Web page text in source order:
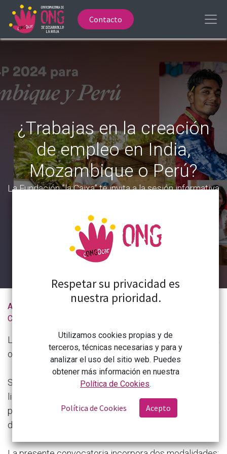
Contacto
¿Trabajas en la creación
de empleo en India,
Mozambique o Perú?
La Fundación ”la Caixa” te invita a la sesión informativa
Actualidad de la
CONGDCAR
¿Trabajas en la creación de empleo en India, Mozambique o Perú?
La Fundación ”la Caixa” te invita a la sesión informativa
online de la Convocatoria Work4Progress 2024.
Se dirige a redes de entre dos y cuatro entidades
lideradas por una organización sin ánimo de lucro o
por una con ánimo de lucro especializada en materia
de financiación y con interés social.
Respetar su privacidad es
nuestra prioridad.
Utilizamos cookies propias y de
terceros, técnicas necesarias y para y
analizar el uso del sitio web. Puedes
obtener más información en nuestra
Política de Cookies.
Política de Cookies Acepto